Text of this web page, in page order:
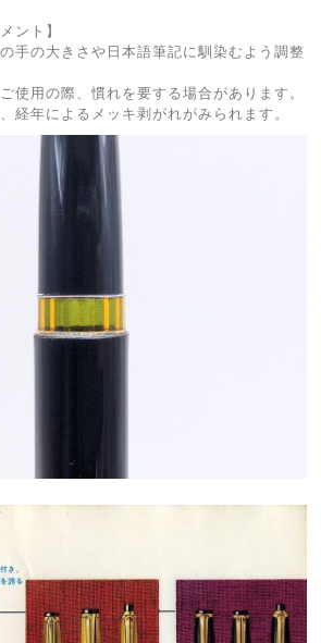
ント】
手の大きさや日本語筆記に馴染むよう調整
使用の際、慣れを要する場合があります。
経年によるメッキ剥がれがみられます。